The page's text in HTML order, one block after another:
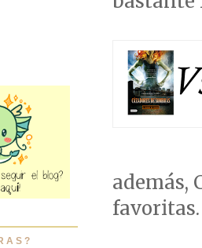
además,
favoritas.